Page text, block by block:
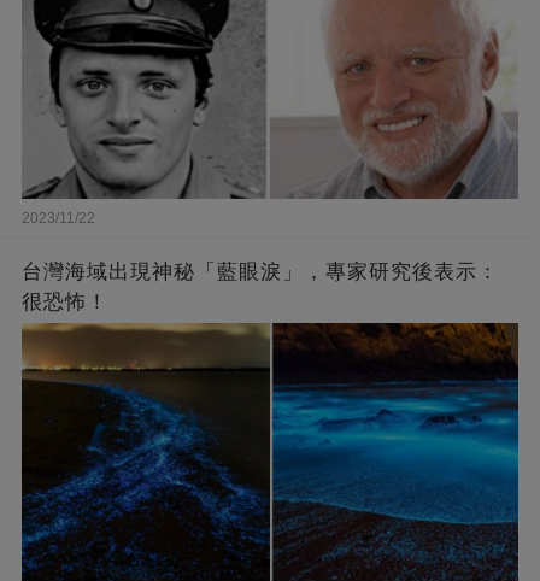
2023/11/22
台灣海域出現神秘「藍眼淚」，專家研究後表示：
很恐怖！